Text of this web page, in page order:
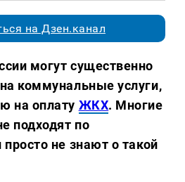
на Дзен.канал
могут существенно
коммунальные услуги,
на оплату ЖКХ. Многие
подходят по
не знают о такой